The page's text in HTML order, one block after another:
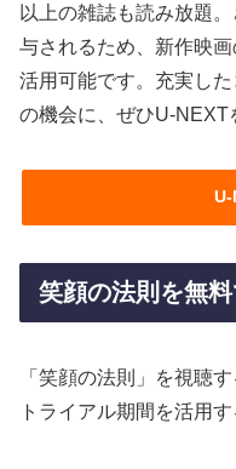
以上の雑誌も読み放題
与されるため、新作映
活用可能です。充実し
の機会に、ぜひU-NEXT
U-
笑顔の法則を無
「笑顔の法則」を視聴
トライアル期間を活用